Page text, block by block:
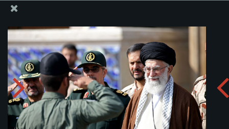
La remise de diplômes aux étudiants des universités
militaires
Télécharger l'album: